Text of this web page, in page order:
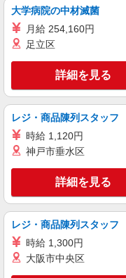
介護付
月
る ＜基本給＞ ・200,000円〜420,000円＋一律手
10,000
25,000
他＞ ・
派遣社員
株式会社kotrio /●TK-H-
≪井
時
通費
高
キープ
大学病院の中材滅菌
月給 254,160円
足立区
詳細を見る
レジ・商品陳列スタッフ
時給 1,120円
神戸市垂水区
詳細を見る
レジ・商品陳列スタッフ
時給 1,300円
大阪市中央区